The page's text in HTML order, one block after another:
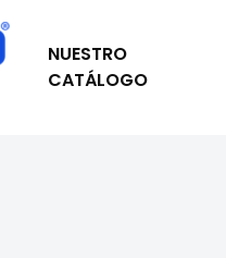
NUESTRO
CATÁLOGO